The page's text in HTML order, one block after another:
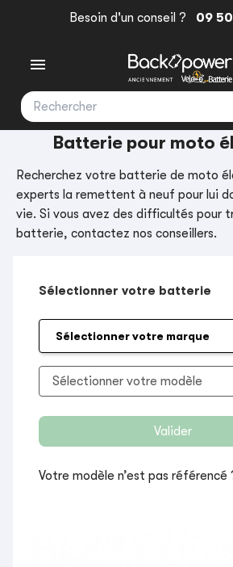
Besoin d'un conseil ? 09

Batterie pour moto
Recherchez votre batterie de moto
experts la remettent à neuf pour lui
vie. Si vous avez des difficultés pour
batterie, contactez nos conseillers.
Sélectionner votre batterie
Sélectionner votre marque
Sélectionner votre modèle
Valider
Votre modèle n’est pas